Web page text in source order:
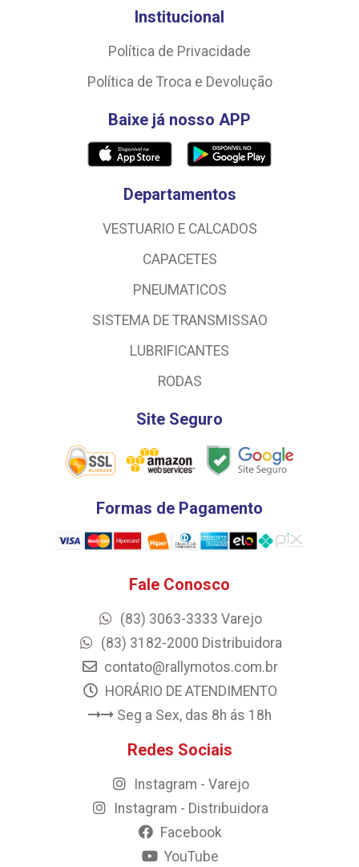
Institucional
Política de Privacidade
Política de Troca e Devolução
Baixe já nosso APP
Departamentos
VESTUARIO E CALCADOS
CAPACETES
PNEUMATICOS
SISTEMA DE TRANSMISSAO
LUBRIFICANTES
RODAS
Site Seguro
Formas de Pagamento
Fale Conosco
(83) 3063-3333 Varejo
(83) 3182-2000 Distribuidora
contato@rallymotos.com.br
HORÁRIO DE ATENDIMENTO
Seg a Sex, das 8h ás 18h
Redes Sociais
Instagram - Varejo
Instagram - Distribuidora
Facebook
YouTube